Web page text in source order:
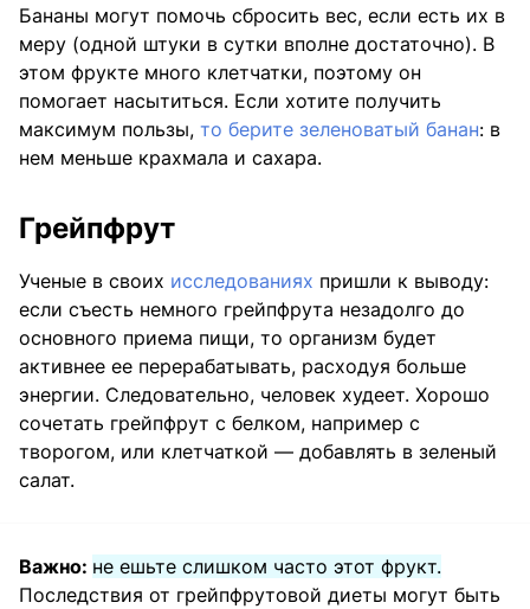
Бананы могут помочь сбросить вес, если есть их в
меру (одной штуки в сутки вполне достаточно). В
этом фрукте много клетчатки, поэтому он
помогает насытиться. Если хотите получить
максимум пользы, то берите зеленоватый банан: в
нем меньше крахмала и сахара.
Грейпфрут
Ученые в своих исследованиях пришли к выводу:
если съесть немного грейпфрута незадолго до
основного приема пищи, то организм будет
активнее ее перерабатывать, расходуя больше
энергии. Следовательно, человек худеет. Хорошо
сочетать грейпфрут с белком, например с
творогом, или клетчаткой — добавлять в зеленый
салат.
Важно: не ешьте слишком часто этот фрукт.
Последствия от грейпфрутовой диеты могут быть